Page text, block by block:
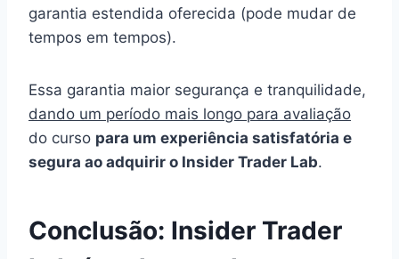
garantia estendida oferecida (pode mudar de
tempos em tempos).
Essa garantia maior segurança e tranquilidade,
dando um período mais longo para avaliação
do curso para um experiência satisfatória e
segura ao adquirir o Insider Trader Lab.
Conclusão: Insider Trader